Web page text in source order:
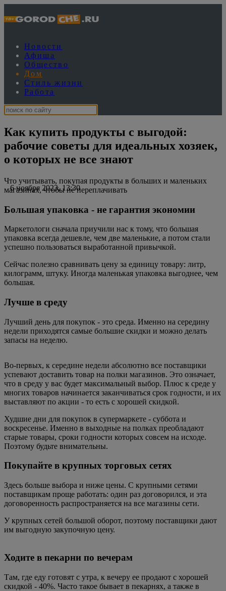
Новости
Афиша
Общество
Дом
Стиль жизни
Работа
Как купить продукты с выгодой:
рабочие советы для идеальных хозяек,
о которых не все знают
6 ноября 2023, 13:30
Что учитывать, покупая продукты в больших и маленьких
магазинах, чтобы не переплачивать
Большая упаковка - не гарантия экономии
Маркетологи сначала приучили нас к тому, что большая
упаковка всегда дешевле, чем две маленькие, а потом стали
успешно пользоваться выработанной привычкой.
Сейчас полезно сравнивать цену за единицу товару: литр,
килограмм, штуку. Иногда маленькая упаковка выгоднее, чем
большая.
Лучше в среду
Лучший день для покупок - это среда. Именно на середину
недели приходятся самые большие скидки и можно делать
запасы на неделю.
Во-первых, к середине недели абсолютно все поставщики
успевают доставить товар на полки магазинов. Это означает,
что в среду у вас будет максимальный выбор. Плюс к среде у
многих товаров начинается заканчиваться срок годности, и их
выставляют по акции - то есть с хорошей скидкой.
Худшие дни для покупок в супермаркете - суббота и
воскресенье. Именно в выходные на полках преобладают
старые товары, сроки годности которых совсем на исходе.
Поэтому будьте внимательны.
Покупайте в крупных торговых сетях
Здесь больше выбора и ниже цены. С крупными сетями
поставщикам проще работать: один раз договорился, и эта
договоренность распространяется на все магазины сети.
У крупных сетей большой оборот, поэтому поставщики дают
им выгодную закупочную цену.
Ходите в пекарни по вечерам
Там, где еду готовят с утра, к вечеру ее продают с хорошей
скидкой - 40%. Часто такое бывает в пекарнях, а также в